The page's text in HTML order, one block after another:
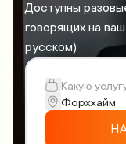
Доступны
говорящих на
русском)